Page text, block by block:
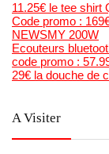
11.25€ le tee shirt
Code promo :
NEWSMY 200W
Ecouteurs
code promo :
29€ la douche de
A Visiter